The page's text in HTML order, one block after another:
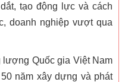
tạo động lực và cách
doanh nghiệp vượt qua
lượng Quốc gia Việt Nam
năm xây dựng và phát